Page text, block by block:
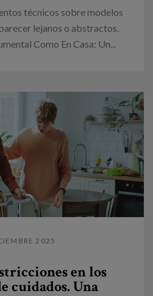
técnicos sobre modelos
lejanos o abstractos.
Como En Casa: Un...
2025
en los
cuidados. Una